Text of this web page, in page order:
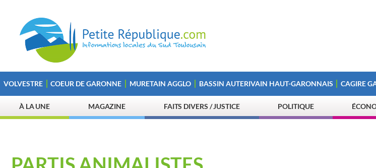
VOLVESTRE COEUR DE GARONNE MURETAIN AGGLO BASSIN AUTERIVAIN HAUT-GARONNAIS CAGIRE
À LA UNE MAGAZINE FAITS DIVERS / JUSTICE POLITIQUE